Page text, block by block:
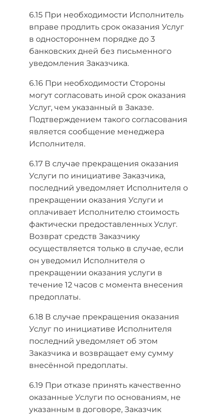
6.15 При необходимости Исполнитель
вправе продлить срок оказания Услуг
в одностороннем порядке до 3
банковских дней без письменного
уведомления Заказчика.
6.16 При необходимости Стороны
могут согласовать иной срок оказания
Услуг, чем указанный в Заказе.
Подтверждением такого согласования
является сообщение менеджера
Исполнителя.
6.17 В случае прекращения оказания
Услуги по инициативе Заказчика,
последний уведомляет Исполнителя о
прекращении оказания Услуги и
оплачивает Исполнителю стоимость
фактически предоставленных Услуг.
Возврат средств Заказчику
осуществляется только в случае, если
он уведомил Исполнителя о
прекращении оказания услуги в
течение 12 часов с момента внесения
предоплаты.
6.18 В случае прекращения оказания
Услуг по инициативе Исполнителя
последний уведомляет об этом
Заказчика и возвращает ему сумму
внесённой предоплаты.
6.19 При отказе принять качественно
оказанные Услуги по основаниям, не
указанным в договоре, Заказчик